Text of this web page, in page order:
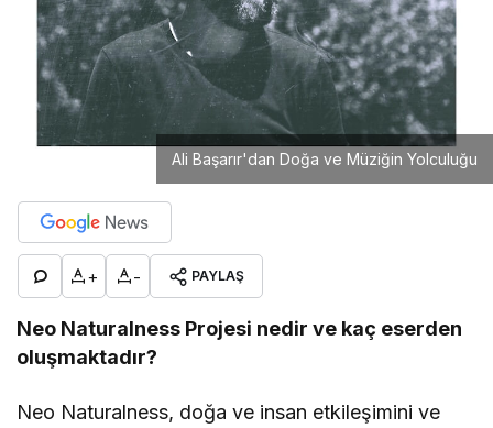
Ali Başarır'dan Doğa ve Müziğin Yolculuğu
+ - PAYLAŞ
Neo Naturalness Projesi nedir ve kaç eserden
oluşmaktadır?
Neo Naturalness, doğa ve insan etkileşimini ve